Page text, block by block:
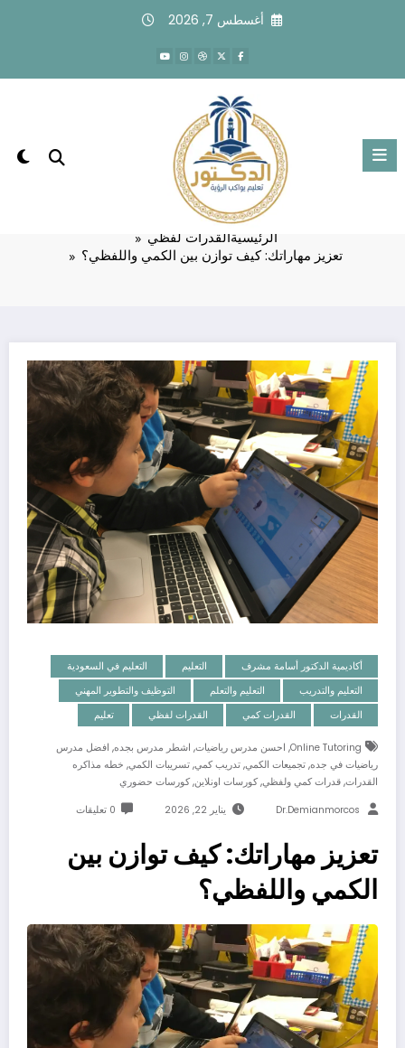
أغسطس 7, 2026
تعزيز مهاراتك: كيف توازن بين الكمي
واللفظي؟
الرئيسيةالقدرات لفظي
تعزيز مهاراتك: كيف توازن بين الكمي واللفظي؟
أكاديمية الدكتور أسامة مشرف التعليم
التعليم في السعودية
التعليم والتدريب
التعليم والتعلم
التوظيف والتطوير المهني
القدرات
القدرات كمي القدرات لفظي تعليم
Online Tutoring
, احسن مدرس رياضيات, اشطر مدرس بجده, افضل مدرس
رياضيات في جده, تجميعات الكمي, تدريب كمي, تسريبات الكمي, خطه مذاكره
القدرات, قدرات كمي ولفظي,كورسات اونلاين,كورسات حضوري
Dr.demianmorcos يناير 22, 2026 0 تعليقات
تعزيز مهاراتك: كيف توازن بين
الكمي واللفظي؟